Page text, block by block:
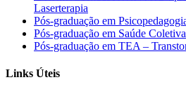
Laserterapia
Pós-graduação em
Pós-graduação em Saúde Coletiva
Pós-graduação em TEA –
Links Úteis